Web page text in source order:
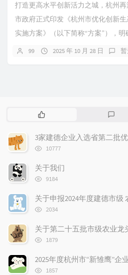
打造更高水平创新活力之城，杭州
市政府正式印发《杭州市优化创新
实施方案》（以下简称“方案”），明
99 2025 年 10 月 28 日
热
文
章
评
3家建德企业入选省第二批
浏
次
数:
10777
关于我们
浏
次
数:
9184
关于申报2024年度建德市级
浏
次
数:
2034
关于第二十五批市级农业
浏
次
数:
1879
2025年度杭州市“新雏鹰”企
浏
1857